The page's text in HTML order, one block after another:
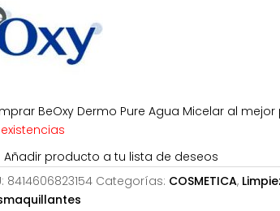
BeOxy Dermo Pure Agua Micelar al mejor
existencias
Añadir producto a tu lista de deseos
8414606823154 Categorías: COSMETICA,